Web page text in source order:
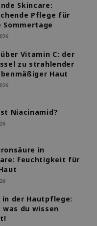
Skincare:
Pflege für
Sommertage
Vitamin C: der
zu strahlender
Haut
Niacinamid?
in
Feuchtigkeit für
in der Hautpflege:
was du wissen